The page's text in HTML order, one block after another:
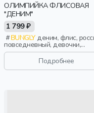
ОЛИМПИЙКА ФЛИСОВАЯ
"ДЕНИМ"
1 799 ₽
BUNGLYденим, флис, россия,
повседневный, девочки,
малыши, дошкольники, дети
Подробнее